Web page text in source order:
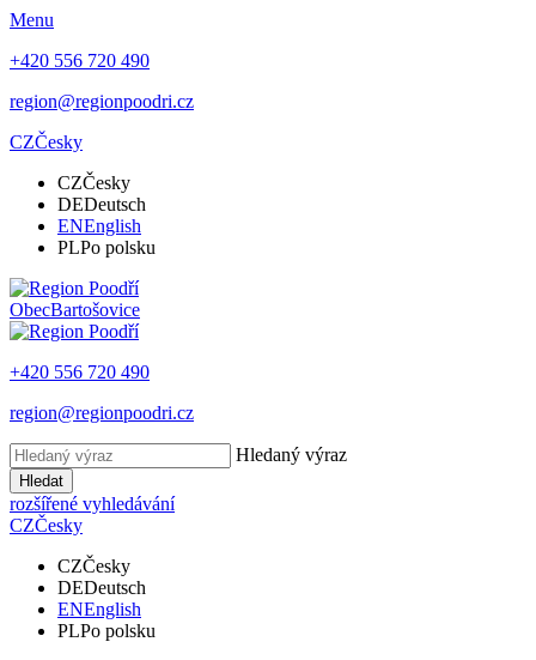
Menu
+420 556 720 490
region@regionpoodri.cz
CZČesky
CZČesky
DEDeutsch
ENEnglish
PLPo polsku
ObecBartošovice
+420 556 720 490
region@regionpoodri.cz
Hledaný výraz
Hledat
rozšířené vyhledávání
CZČesky
CZČesky
DEDeutsch
ENEnglish
PLPo polsku